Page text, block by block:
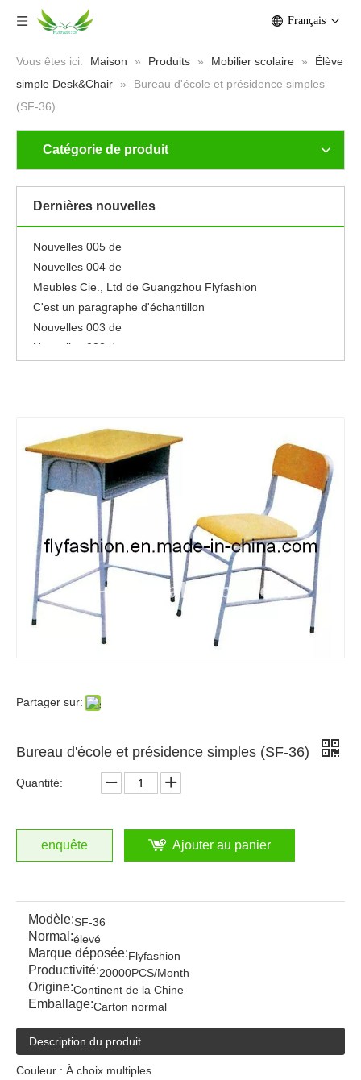
Français
Vous êtes ici: Maison » Produits » Mobilier scolaire »
Élève
simple Desk&Chair
»
Bureau d'école et présidence simples
(SF-36)
Catégorie de produit
Dernières nouvelles
Se sentir libre pour éditer ce texte pour le faire
le faire
Nouvelles 005 de
Nouvelles 004 de
Meubles Cie., Ltd de Guangzhou Flyfashion
C'est un paragraphe d'échantillon
Nouvelles 003 de
Nouvelles 002 de
Nouvelles 001 de
Nouvelles 005 de
Nouvelles 004 de
Partager sur:
Bureau d'école et présidence simples (SF-36)
Quantité:
enquête Ajouter au panier
Modèle:SF-36
Normal:élevé
Marque déposée:Flyfashion
Productivité:20000PCS/Month
Origine:Continent de la Chine
Emballage:Carton normal
Description du produit
Couleur : À choix multiples